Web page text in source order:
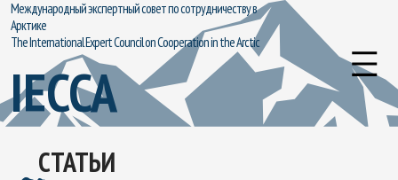
Международный экспертный совет по сотрудничеству в
Арктике
The International Expert Council on Cooperation in the Arctic
IECCA
СТАТЬИ